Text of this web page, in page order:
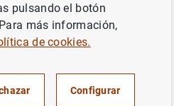
entre dos variables
la diferencia entre el
pulsando el botón
más información,
de cookies.
Configurar